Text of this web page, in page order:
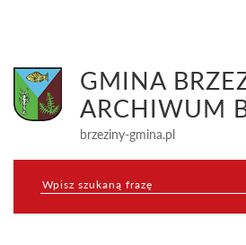
GMINA
ARCHIWUM
brzeziny-gmina.pl